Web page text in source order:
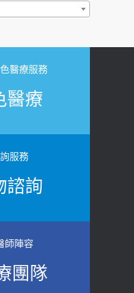
?醫談瘍瘍瘻管與肛
做1事
高
小心泌尿道感染
喪命
癌? 醫師釋
脖子！ 1招「伸
跌倒
專訪 【年代電視
醫療服務
醫療
服務
諮詢
師陣容
團隊